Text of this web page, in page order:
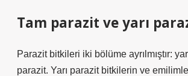
Tam parazit ve yarı
Parazit bitkileri iki bölüme ayrılmıştır:
parazit. Yarı parazit bitkilerin ve